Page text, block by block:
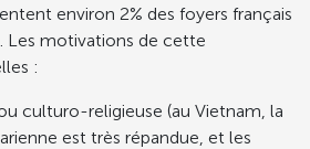
environ 2% des foyers français
Les motivations de cette
:
culturo-religieuse (au Vietnam, la
est très répandue, et les